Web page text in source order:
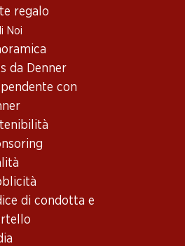
regalo
Noi
da Denner
con
di condotta e